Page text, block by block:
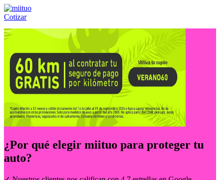
Cotizar
Llámanos al:(55) 84-21-05-00 ó
¿Por qué elegir miituo para proteger tu
auto?